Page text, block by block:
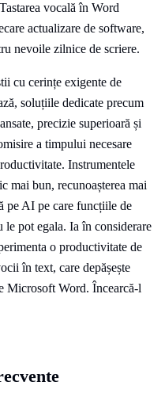
vocală în Word
actualizare de software,
nevoile zilnice de scriere.
cu cerințe exigente de
soluțiile dedicate precum
precizie superioară și
a timpului necesare
Instrumentele
mai bun, recunoașterea mai
pe AI pe care funcțiile de
pot egala. Ia în considerare
o productivitate de
în text, care depășește
Microsoft Word. Încearcă-l